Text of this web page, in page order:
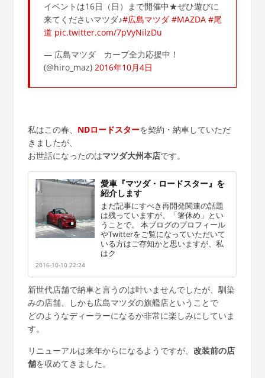
イベントは16日（日）まで開催中★ぜひ遊びに
来てくださいマツダ♪#広島マツダ #MAZDA #尾
道 pic.twitter.com/7pVyNilzDu
— 広島マツダ カープ全力応援中！
(@hiro_maz)2016年10月4日
私はこの春、 NDロードスターを契約・納車していただ
きましたが、
お世話になったのはマツダ大州本店です。
愛車『マツダ・ロードスター』を
紹介します
まだ記事にすべき再開発関連の話題
は残っていますが、「箸休め」とい
うことで。 本ブログのプロフィール
やTwitterをご覧になっていただいて
いる方はご存知かと思いますが、私
はク
2016-10-10 22:24
新世代店舗で納車と言うのは叶いませんでしたが、馴染
みの店舗、しかも広島マツダの旗艦店ということで
どのようなディーラーになるか非常に楽しみにしていま
す。
リニューアルは来年からになるようですが、 改装前の店
舗を収めてきました。